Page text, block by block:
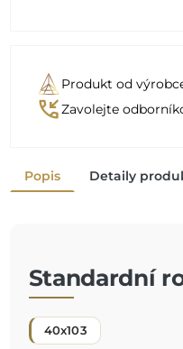
Produkt od
phone_callbackZavolejte
Popis Detaily
Standardní
40x103